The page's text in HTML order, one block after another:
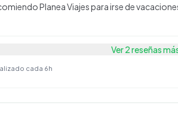
Planea Viajes para irse de
Ver2reseñas
cada 6h